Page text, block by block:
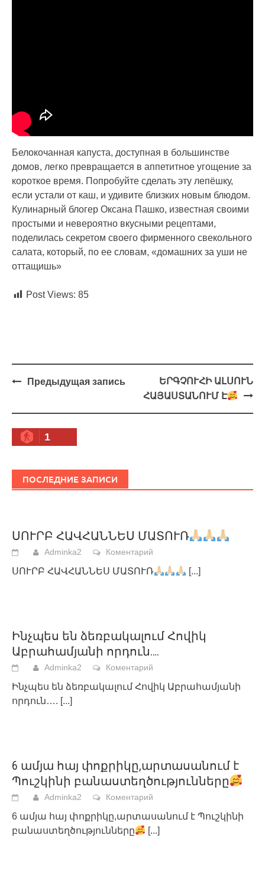
Белокочанная капуста, доступная в большинстве
домов, легко превращается в аппетитное угощение за
короткое время. Попробуйте сделать эту лепёшку,
если устали от каш, и удивите близких новым блюдом.
Кулинарный блогер Оксана Пашко, известная своими
простыми и невероятно вкусными рецептами,
поделилась секретом своего фирменного свекольного
салата, который, по ее словам, «домашних за уши не
оттащишь»
Post Views: 85
Навигация
Предыдущая запись
ԵՐԳՉՈՒՀԻ ԱԼՍՈՒՆ
ՀԱՅԱՍՏԱՆՈՒՄ Է
1
ПОСЛЕДНИЕ ЗАПИСИ
ՍՈՒՐԲ ՀԱՎՀԱՆՆԵՍ ՄԱՏՈՒՌ
Adminka2 Коментарий
ՍՈՒՐԲ ՀԱՎՀԱՆՆԵՍ ՄԱՏՈՒՌ [...]
Ինչպես են ձեռբակալում Հովիկ
Աբրահամյանի որդուն….
Adminka2 Коментарий
Ինչպես են ձեռբակալում Հովիկ Աբրահամյանի
որդուն…. [...]
6 ամյա հայ փոքրիկը,արտասանում է
Պուշկինի բանաստեղծությունները
Adminka2 Коментарий
6 ամյա հայ փոքրիկը,արտասանում է Պուշկինի
բանաստեղծությունները
[...]